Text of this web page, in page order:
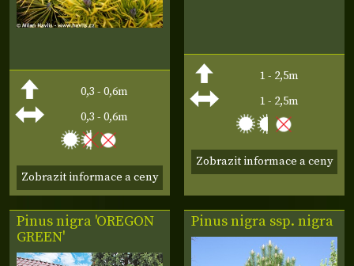
0,3 - 0,6m
0,3 - 0,6m
Zobrazit informace a ceny
1 - 2,5m
1 - 2,5m
Zobrazit informace a ceny
Pinus nigra 'OREGON
GREEN'
Pinus nigra ssp. nigra